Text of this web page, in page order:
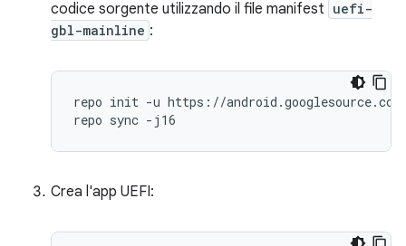
codice sorgente utilizzando il file manifest uefi-
gbl-mainline :
repo init -u https://
Crea l'app UEFI: